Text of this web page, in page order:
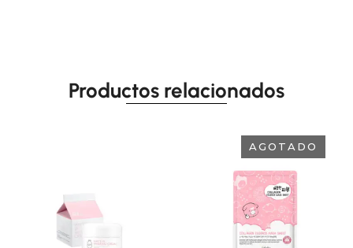
Productos relacionados
AGOTADO